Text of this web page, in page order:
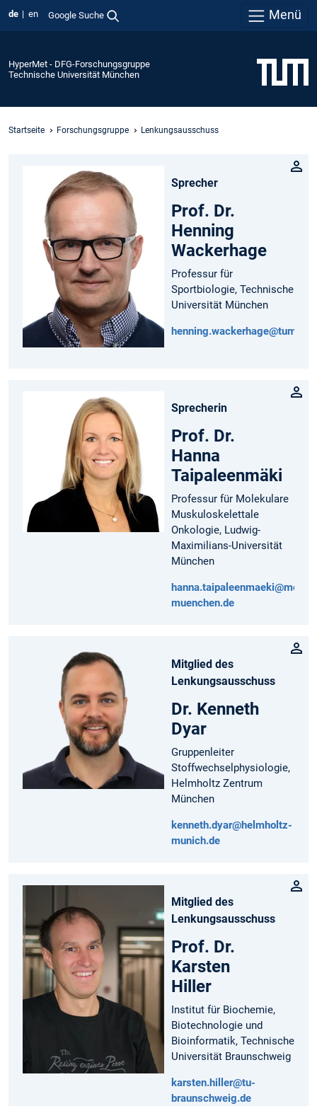
de en Google Suche Menü
HyperMet - DFG-Forschungsgruppe
Technische Universität München
Startseite Forschungsgruppe Lenkungsausschuss
Sprecher
Prof. Dr.
Henning
Wackerhage
Professur für
Sportbiologie, Technische
Universität München
henning.wackerhage@tum.de
Sprecherin
Prof. Dr.
Hanna
Taipaleenmäki
Professur für Molekulare
Muskuloskelettale
Onkologie, Ludwig-
Maximilians-Universität
München
muenchen.de
Mitglied des
Lenkungsausschuss
Dr. Kenneth
Dyar
Gruppenleiter
Stoffwechselphysiologie,
Helmholtz Zentrum
München
kenneth.dyar@helmholtz-
munich.de
Mitglied des
Lenkungsausschuss
Prof. Dr.
Karsten
Hiller
Institut für Biochemie,
Biotechnologie und
Bioinformatik, Technische
Universität Braunschweig
karsten.hiller@tu-
braunschweig.de